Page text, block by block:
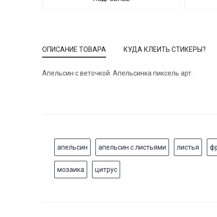
ОПИСАНИЕ ТОВАРА КУДА КЛЕИТЬ СТИКЕРЫ?
Апельсин с веточкой. Апельсинка пиксель арт.
апельсин апельсин с листьями листья
мозаика цитрус